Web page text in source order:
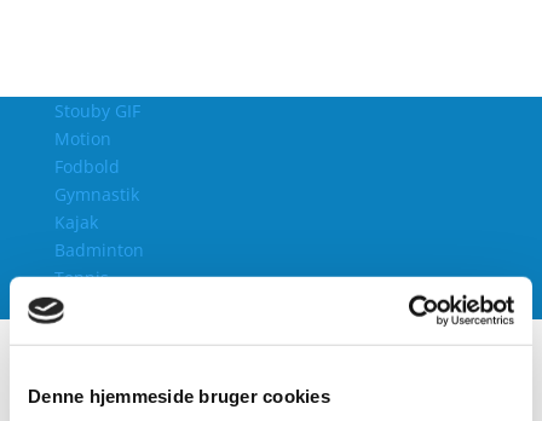
Denne hjemmeside bruger cookies
Stouby GIF
Motion
Fodbold
Gymnastik
Kajak
Badminton
Tennis
Bordtennis
Andre aktiviteter